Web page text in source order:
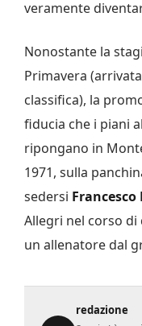
veramente
Nonostante la
Primavera
classifica), la
fiducia che i piani
ripongano in
1971, sulla
sedersi
Allegri nel corso
un allenatore dal
redazione